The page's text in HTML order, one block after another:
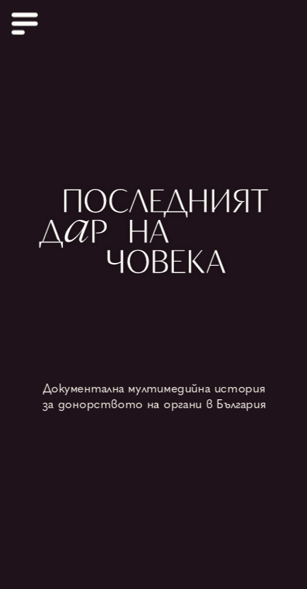
Документална мултимедийна история
за донорството на органи в България